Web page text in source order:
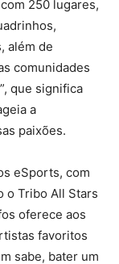
250 lugares,
além de
comunidades
que significa
a
paixões.
eSports, com
o Tribo All Stars
oferece aos
favoritos
sabe, bater um